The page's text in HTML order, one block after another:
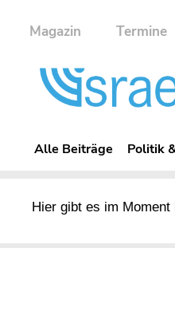
Magazin Termine
Alle Beiträge Politik
Hier gibt es im Moment